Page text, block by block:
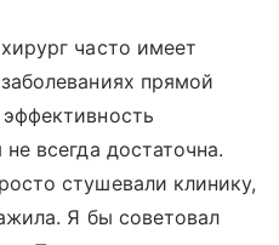
часто имеет
прямой
всегда достаточна.
стушевали клинику,
Я бы советовал